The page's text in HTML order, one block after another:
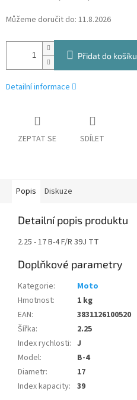
Můžeme doručit do: 11.8.2026
Přidat do košíku
Detailní informace
ZEPTAT SE SDÍLET
Popis Diskuze
Detailní popis produktu
2.25 - 17 B-4 F/R 39J TT
Doplňkové parametry
Kategorie:
Moto
Hmotnost:
1 kg
EAN:
3831126100520
Šířka:
2.25
Index rychlosti: J
Model:
B-4
Diametr:
17
Index kapacity: 39